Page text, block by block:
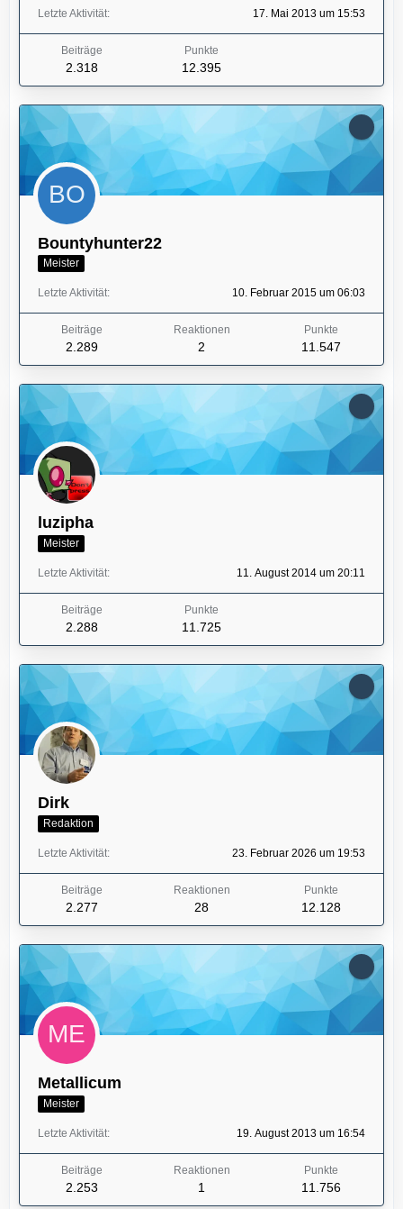
Letzte Aktivität 17. Mai 2013 um 15:53
Beiträge
2.318
Punkte
12.395
Bountyhunter22
Meister
Letzte Aktivität 10. Februar 2015 um 06:03
Beiträge
2.289
Reaktionen
2
Punkte
11.547
luzipha
Meister
Letzte Aktivität 11. August 2014 um 20:11
Beiträge
2.288
Punkte
11.725
Dirk
Redaktion
Letzte Aktivität 23. Februar 2026 um 19:53
Beiträge
2.277
Reaktionen
28
Punkte
12.128
Metallicum
Meister
Letzte Aktivität 19. August 2013 um 16:54
Beiträge
2.253
Reaktionen
1
Punkte
11.756